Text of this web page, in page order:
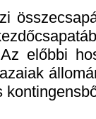
előbbi